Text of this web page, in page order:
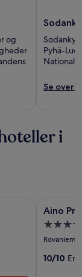
og
Pyhä-
Se
i
for
Aino
Private
Island
Aino
5.0
stjernet
Rovaniemi
10/10